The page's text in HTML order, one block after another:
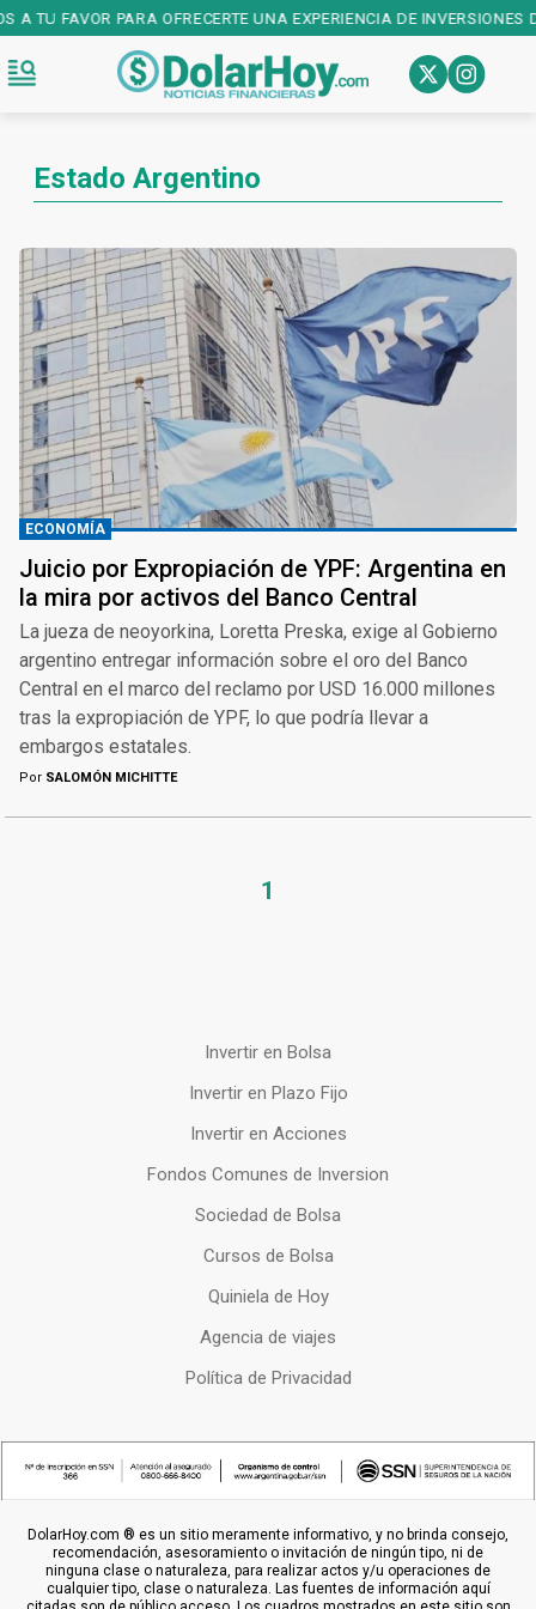
TU FAVOR PARA OFRECERTE UNA EXPERIENCIA DE INVERSIONES
Estado Argentino
ECONOMÍA
Juicio por Expropiación de YPF: Argentina en
la mira por activos del Banco Central
La jueza de neoyorkina, Loretta Preska, exige al Gobierno
argentino entregar información sobre el oro del Banco
Central en el marco del reclamo por USD 16.000 millones
tras la expropiación de YPF, lo que podría llevar a
embargos estatales.
Por SALOMÓN MICHITTE
1
Invertir en Bolsa
Invertir en Plazo Fijo
Invertir en Acciones
Fondos Comunes de Inversion
Sociedad de Bolsa
Cursos de Bolsa
Quiniela de Hoy
Agencia de viajes
Política de Privacidad
DolarHoy.com ® es un sitio meramente informativo, y no brinda consejo,
recomendación, asesoramiento o invitación de ningún tipo, ni de
ninguna clase o naturaleza, para realizar actos y/u operaciones de
cualquier tipo, clase o naturaleza. Las fuentes de información aquí